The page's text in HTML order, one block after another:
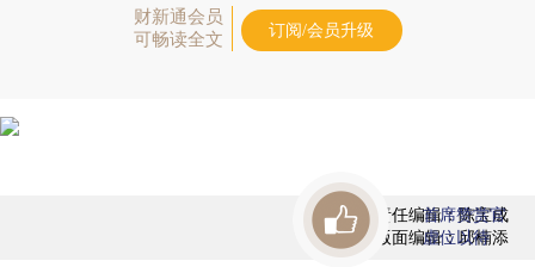
财新通会员
可畅读全文
订阅/会员升级
责任编辑：陈宝成
版面编辑：邱楠添
首席赞赏官
虚位以待